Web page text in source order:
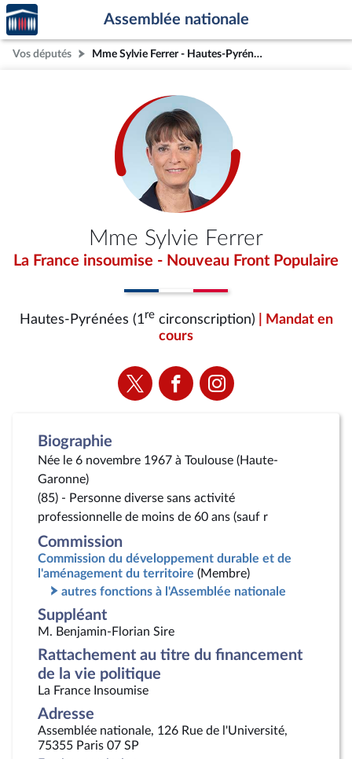
Aller au contenu
Aller en bas de la page
Accèder
à la
page
d'accueil
Assemblée nationale
Vos députés Mme Sylvie Ferrer - Hautes-Pyrénées (1re circonscription)
Mme Sylvie Ferrer
La France insoumise - Nouveau Front Populaire
Hautes-Pyrénées (1recirconscription)
| Mandat en
cours
Voir
la
Voir
la
Voir
la
Biographie
Née le 6 novembre 1967 à Toulouse (Haute-
Garonne)
(85) - Personne diverse sans activité
professionnelle de moins de 60 ans (sauf r
Commission
Commission du développement durable et de
l'aménagement du territoire (Membre)
autres fonctions à l'Assemblée nationale
Suppléant
M. Benjamin-Florian Sire
Rattachement au titre du financement
de la vie politique
La France Insoumise
Adresse
Assemblée nationale, 126 Rue de l'Université,
75355 Paris 07 SP